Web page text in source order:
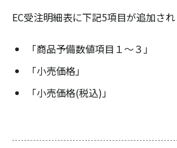
EC受注明細表に下記5項目が追加され
「商品予備数値項目１～３」
「小売価格」
「小売価格(税込)」